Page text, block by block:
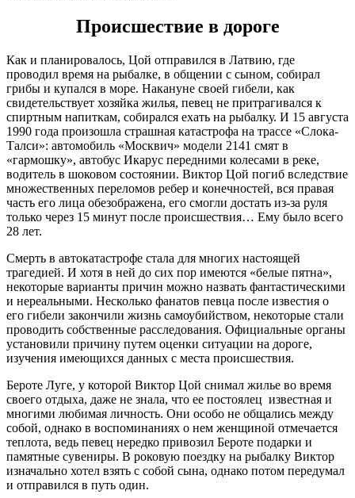
Происшествие в дороге
Как и планировалось, Цой отправился в Латвию, где
проводил время на рыбалке, в общении с сыном, собирал
грибы и купался в море. Накануне своей гибели, как
свидетельствует хозяйка жилья, певец не притрагивался к
спиртным напиткам, собирался ехать на рыбалку. И 15 августа
1990 года произошла страшная катастрофа на трассе «Слока-
Талси»: автомобиль «Москвич» модели 2141 смят в
«гармошку», автобус Икарус передними колесами в реке,
водитель в шоковом состоянии. Виктор Цой погиб вследствие
множественных переломов ребер и конечностей, вся правая
часть его лица обезображена, его смогли достать из-за руля
только через 15 минут после происшествия… Ему было всего
28 лет.
Смерть в автокатастрофе стала для многих настоящей
трагедией. И хотя в ней до сих пор имеются «белые пятна»,
некоторые варианты причин можно назвать фантастическими
и нереальными. Несколько фанатов певца после известия о
его гибели закончили жизнь самоубийством, некоторые стали
проводить собственные расследования. Официальные органы
установили причину путем оценки ситуации на дороге,
изучения имеющихся данных с места происшествия.
Бероте Луге, у которой Виктор Цой снимал жилье во время
своего отдыха, даже не знала, что ее постоялец ­ известная и
многими любимая личность. Они особо не общались между
собой, однако в воспоминаниях о нем женщиной отмечается
теплота, ведь певец нередко привозил Бероте подарки и
памятные сувениры. В роковую поездку на рыбалку Виктор
изначально хотел взять с собой сына, однако потом передумал
и отправился в путь один.